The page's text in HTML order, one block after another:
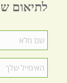
לתיאום
מלא *
שלך
*